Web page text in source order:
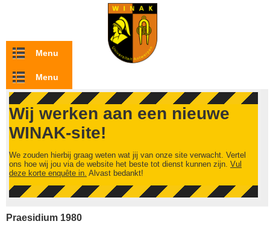
Overslaan en naar de inhoud gaan
Menu
Menu
Wij werken aan een nieuwe
WINAK-site!
We zouden hierbij graag weten wat jij van onze site verwacht. Vertel
ons hoe wij jou via de website het beste tot dienst kunnen zijn. Vul
deze korte enquête in. Alvast bedankt!
Praesidium 1980